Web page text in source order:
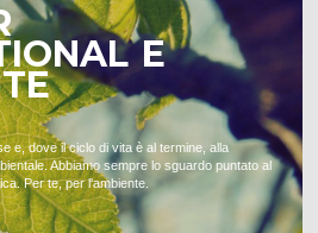
E
e, dove il ciclo di vita è al termine, alla
Abbiamo sempre lo sguardo puntato al
Per te, per l'ambiente.